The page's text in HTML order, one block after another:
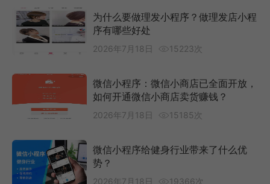
为什么要做理发小程序？做理发店小程
序有哪些好处
2026年7月18日 15223次
微信小程序：微信小商店已全面开放，
如何开通微信小商店卖货赚钱？
2026年7月18日 15185次
微信小程序给健身行业带来了什么优
势？
2026年7月18日 19366次